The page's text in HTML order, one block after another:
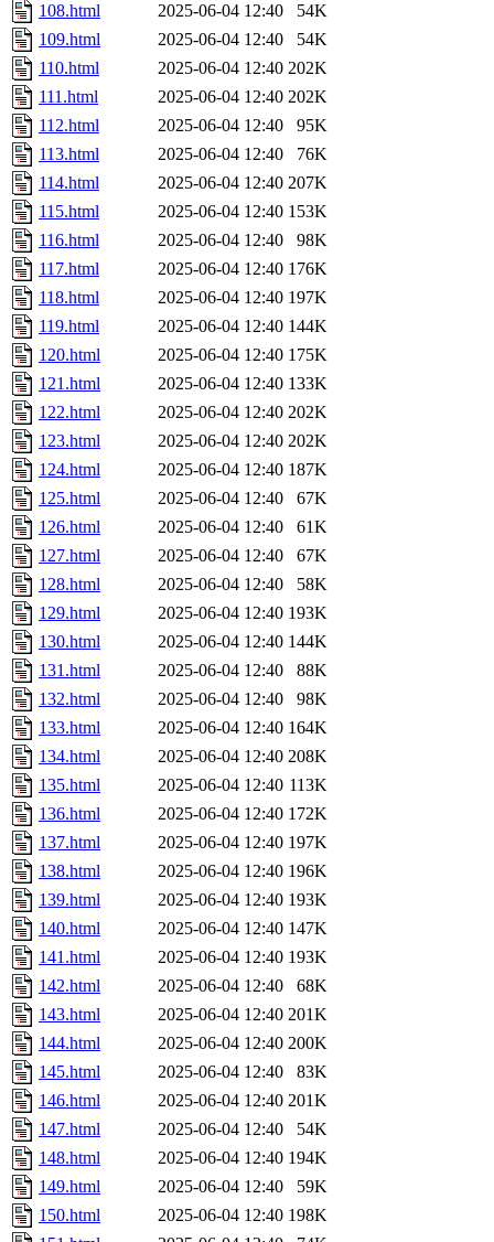
108.html
2025-06-04 12:40
54K
109.html
2025-06-04 12:40
54K
110.html
2025-06-04 12:40 202K
111.html
2025-06-04 12:40 202K
112.html
2025-06-04 12:40
95K
113.html
2025-06-04 12:40
76K
114.html
2025-06-04 12:40 207K
115.html
2025-06-04 12:40 153K
116.html
2025-06-04 12:40
98K
117.html
2025-06-04 12:40 176K
118.html
2025-06-04 12:40 197K
119.html
2025-06-04 12:40 144K
120.html
2025-06-04 12:40 175K
121.html
2025-06-04 12:40 133K
122.html
2025-06-04 12:40 202K
123.html
2025-06-04 12:40 202K
124.html
2025-06-04 12:40 187K
125.html
2025-06-04 12:40
67K
126.html
2025-06-04 12:40
61K
127.html
2025-06-04 12:40
67K
128.html
2025-06-04 12:40
58K
129.html
2025-06-04 12:40 193K
130.html
2025-06-04 12:40 144K
131.html
2025-06-04 12:40
88K
132.html
2025-06-04 12:40
98K
133.html
2025-06-04 12:40 164K
134.html
2025-06-04 12:40 208K
135.html
2025-06-04 12:40 113K
136.html
2025-06-04 12:40 172K
137.html
2025-06-04 12:40 197K
138.html
2025-06-04 12:40 196K
139.html
2025-06-04 12:40 193K
140.html
2025-06-04 12:40 147K
141.html
2025-06-04 12:40 193K
142.html
2025-06-04 12:40
68K
143.html
2025-06-04 12:40 201K
144.html
2025-06-04 12:40 200K
145.html
2025-06-04 12:40
83K
146.html
2025-06-04 12:40 201K
147.html
2025-06-04 12:40
54K
148.html
2025-06-04 12:40 194K
149.html
2025-06-04 12:40
59K
150.html
2025-06-04 12:40 198K